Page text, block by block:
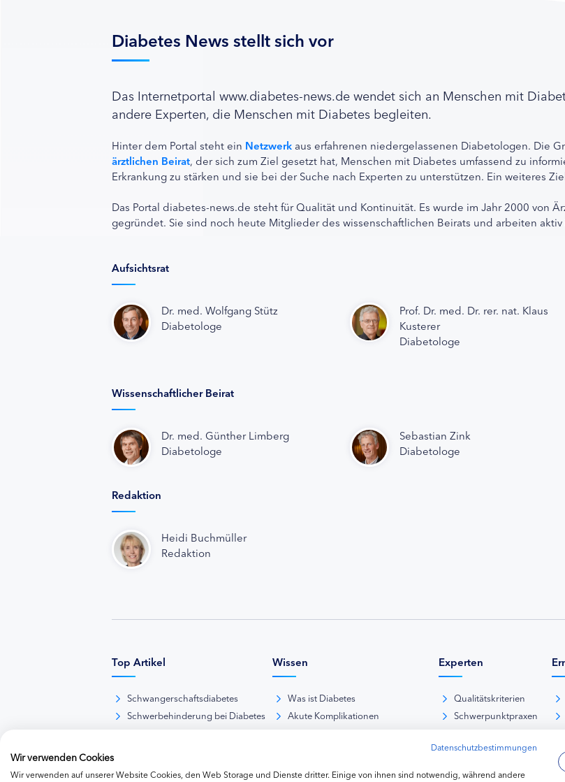
Diabetes News stellt sich vor
Das Internetportal www.diabetes-news.de wendet sich an Menschen mit
andere Experten, die Menschen mit Diabetes begleiten.
Hinter dem Portal steht ein Netzwerk aus erfahrenen niedergelassenen Diabetologen. Die
ärztlichen Beirat, der sich zum Ziel gesetzt hat, Menschen mit Diabetes umfassend zu
Erkrankung zu stärken und sie bei der Suche nach Experten zu unterstützen. Ein weiteres
Das Portal diabetes-news.de steht für Qualität und Kontinuität. Es wurde im Jahr 2000 von
gegründet. Sie sind noch heute Mitglieder des wissenschaftlichen Beirats und arbeiten
Aufsichtsrat
Dr. med. Wolfgang Stütz
Diabetologe
Prof. Dr. med. Dr. rer. nat. Klaus
Kusterer
Diabetologe
Wissenschaftlicher Beirat
Dr. med. Günther Limberg
Diabetologe
Sebastian Zink
Diabetologe
Redaktion
Heidi Buchmüller
Redaktion
Top Artikel
Schwangerschaftsdiabetes
Schwerbehinderung bei Diabetes
Wissen
Was ist Diabetes
Akute Komplikationen
Experten
Qualitätskriterien
Schwerpunktpraxen
Kliniken
Datenschutzbestimmungen
Wir verwenden Cookies
Wir verwenden auf unserer Website Cookies, den Web Storage und Dienste dritter. Einige von ihnen sind notwendig, während andere